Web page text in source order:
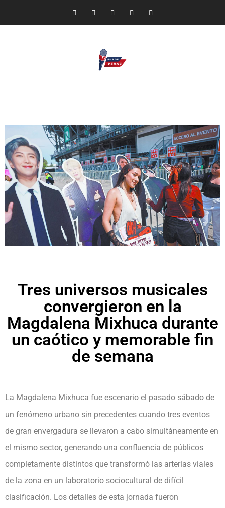
Tres universos musicales
convergieron en la
Magdalena Mixhuca durante
un caótico y memorable fin
de semana
La Magdalena Mixhuca fue escenario el pasado sábado de
un fenómeno urbano sin precedentes cuando tres eventos
de gran envergadura se llevaron a cabo simultáneamente en
el mismo sector, generando una confluencia de públicos
completamente distintos que transformó las arterias viales
de la zona en un laboratorio sociocultural de difícil
clasificación. Los detalles de esta jornada fueron